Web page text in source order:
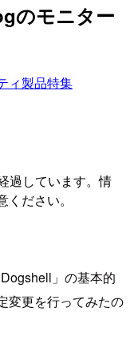
のモニター
ィ製品特集
過しています。情
ださい。
」の基本的
変更を行ってみたの